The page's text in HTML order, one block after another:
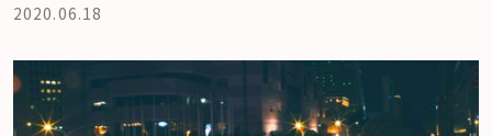
2020.06.18